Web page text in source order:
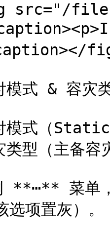
files/
模式 & 容灾
模式（
类型（主备
**⋯** 菜单
选项置灰）。